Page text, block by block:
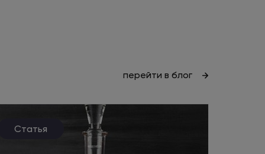
перейти в блог
Статья